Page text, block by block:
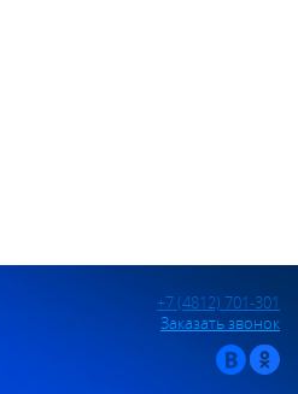
+7 (4812) 701-301
Заказать звонок